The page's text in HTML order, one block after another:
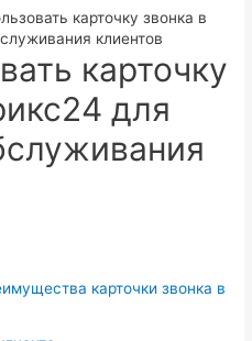
карточку звонка в
клиентов
карточку
для
карточки звонка в